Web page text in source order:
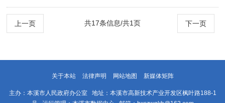
案的答复
上一页 下一页
共17条信息/共1页
关于本站 法律声明 网站地图 新媒体矩阵
主办：本溪市人民政府办公室 地址：本溪市高新技术产业开发区枫叶路188-1